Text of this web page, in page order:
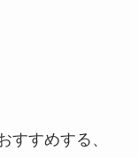
すすめする、